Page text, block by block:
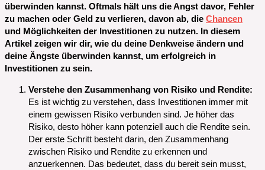
überwinden kannst. Oftmals hält uns die Angst davor, Fehler
zu machen oder Geld zu verlieren, davon ab, die Chancen
und Möglichkeiten der Investitionen zu nutzen. In diesem
Artikel zeigen wir dir, wie du deine Denkweise ändern und
deine Ängste überwinden kannst, um erfolgreich in
Investitionen zu sein.
Verstehe den Zusammenhang von Risiko und Rendite:
Es ist wichtig zu verstehen, dass Investitionen immer mit
einem gewissen Risiko verbunden sind. Je höher das
Risiko, desto höher kann potenziell auch die Rendite sein.
Der erste Schritt besteht darin, den Zusammenhang
zwischen Risiko und Rendite zu erkennen und
anzuerkennen. Das bedeutet, dass du bereit sein musst,